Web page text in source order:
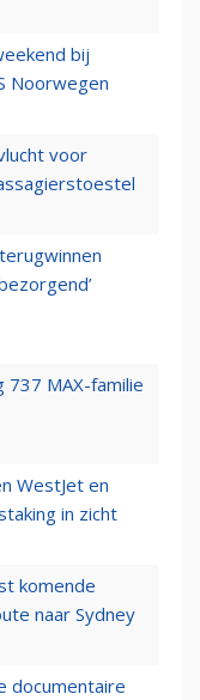
bij
Noorwegen
voor
737 MAX-familie
WestJet en
in zicht
komende
naar Sydney
documentaire